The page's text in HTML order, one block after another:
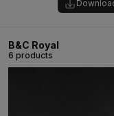
B&C Royal
6 products